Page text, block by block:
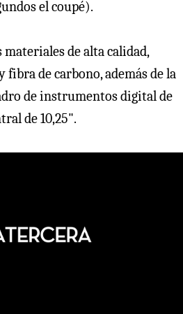
el coupé).
de alta calidad,
de carbono, además de la
de instrumentos digital de
de 10,25".